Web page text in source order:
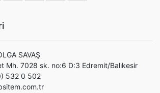
SAVAŞ
Mh. 7028 sk. no:6 D:3 Edremit/Balıkesir
532 0 502